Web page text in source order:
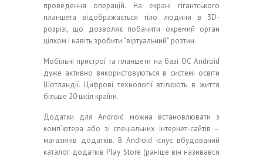
проведення операцій. На екрані гігантського
планшета відображається тіло людини в 3D-
розрізі, що дозволяє побачити окремий орган
цілком і навіть зробити “віртуальний” розтин.
Мобільні пристрої та планшети на базі ОС Android
дуже активно використовуються в системі освіти
Шотландії. Цифрові технології втілюють в життя
більше 20 шкіл країни.
Додатки для Android можна встановлювати з
комп’ютера або зі спеціальних інтернет-сайтів –
магазинів додатків. В Android існує вбудований
каталог додатків Play Store (раніше він називався